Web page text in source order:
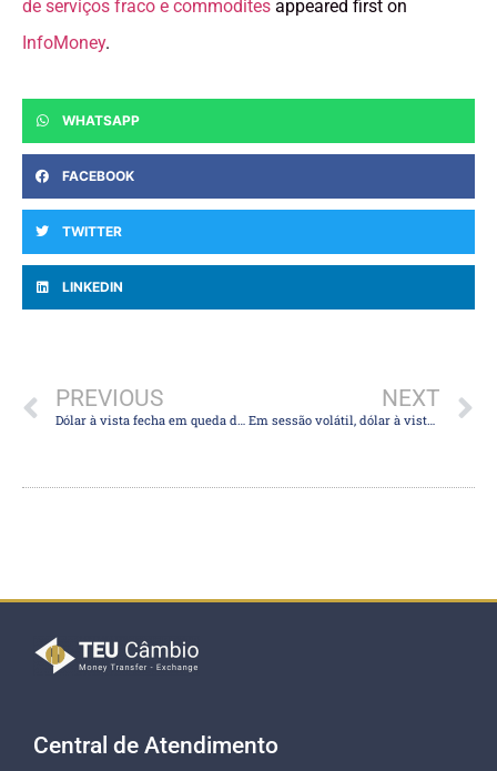
de serviços fraco e commodites appeared first on
InfoMoney.
WHATSAPP
FACEBOOK
TWITTER
LINKEDIN
PREVIOUS NEXT
Em sessão volátil, dólar à vista encerra a R$ 5,0353, em baixa de 0,04%
Central de Atendimento